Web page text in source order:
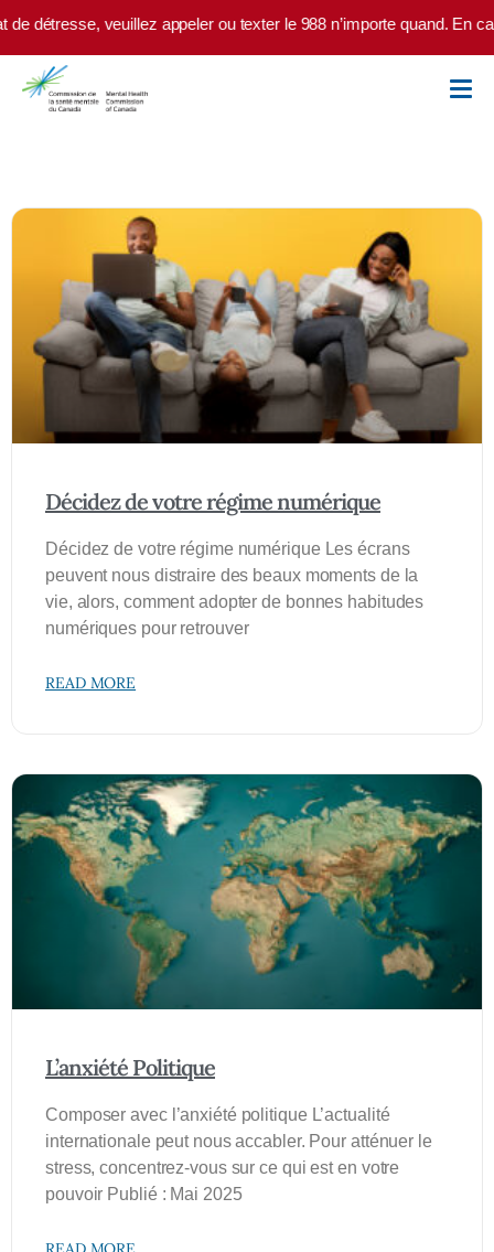
Skip to main content
veuillez appeler ou texter le 988 n’importe quand. En cas
Décidez de votre régime numérique
Décidez de votre régime numérique Les écrans
peuvent nous distraire des beaux moments de la
vie, alors, comment adopter de bonnes habitudes
numériques pour retrouver
READ MORE
L’anxiété Politique
Composer avec l’anxiété politique L’actualité
internationale peut nous accabler. Pour atténuer le
stress, concentrez-vous sur ce qui est en votre
pouvoir Publié : Mai 2025